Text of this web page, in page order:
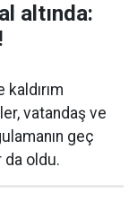
altında:
vatandaş ve
geç
da oldu.